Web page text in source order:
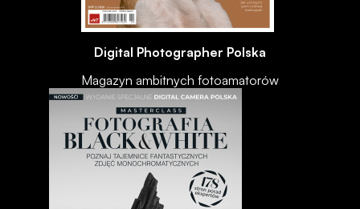
Digital Photographer Polska
Magazyn ambitnych fotoamatorów